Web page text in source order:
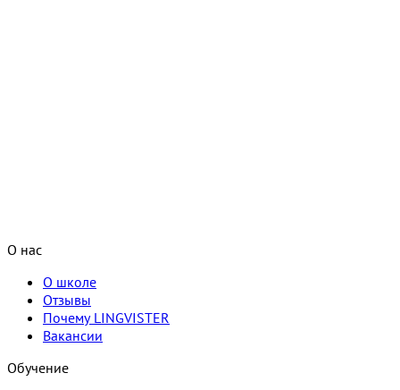
О нас
О школе
Отзывы
Почему LINGVISTER
Вакансии
Обучение